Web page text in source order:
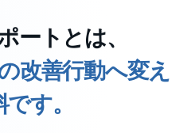
ートとは、
改善行動へ変え
す。